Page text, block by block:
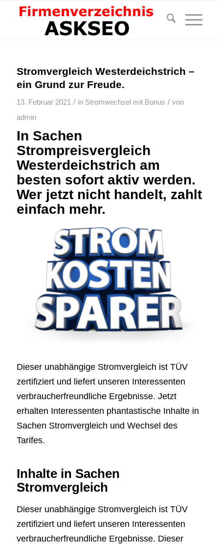
Stromvergleich Westerdeichstrich –
ein Grund zur Freude.
13. Februar 2021 / in Stromwechsel mit Bonus / von
admin
In Sachen
Strompreisvergleich
Westerdeichstrich am
besten sofort aktiv werden.
Wer jetzt nicht handelt, zahlt
einfach mehr.
Dieser unabhängige Stromvergleich ist TÜV
zertifiziert und liefert unseren Interessenten
verbraucherfreundliche Ergebnisse. Jetzt
erhalten Interessenten phantastische Inhalte in
Sachen Stromvergleich und Wechsel des
Tarifes.
Inhalte in Sachen
Stromvergleich
Dieser unabhängige Stromvergleich ist TÜV
zertifiziert und liefert unseren Interessenten
verbraucherfreundliche Ergebnisse. Dieser